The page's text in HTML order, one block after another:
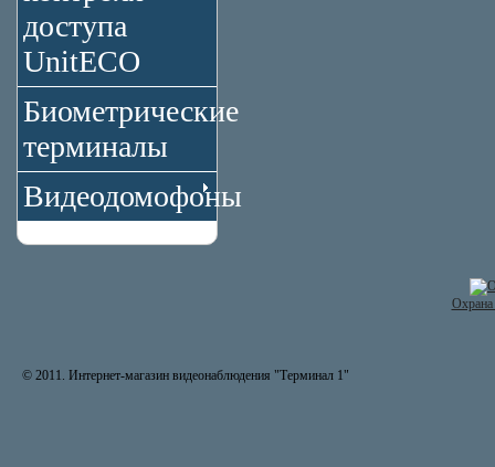
доступа
UnitECO
Биометрические
терминалы
Видеодомофоны
© 2011. Интернет-магазин видеонаблюдения "Терминал 1"